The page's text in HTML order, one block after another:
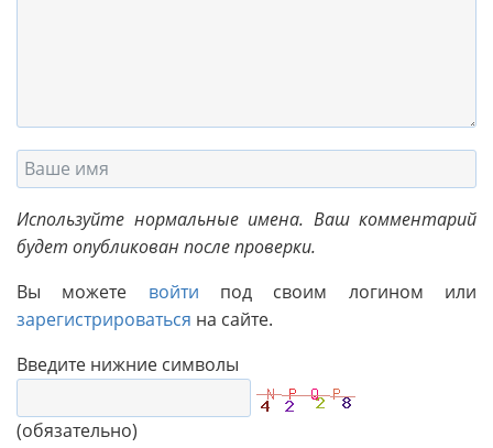
Используйте нормальные имена. Ваш комментарий
будет опубликован после проверки.
Вы можете войти под своим логином или
зарегистрироваться на сайте.
Введите нижние символы
(обязательно)